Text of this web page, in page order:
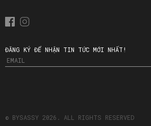
ĐĂNG KÝ ĐỂ NHẬN TIN TỨC MỚI NHẤT!
© BYSASSY 2026. ALL RIGHTS RESERVED